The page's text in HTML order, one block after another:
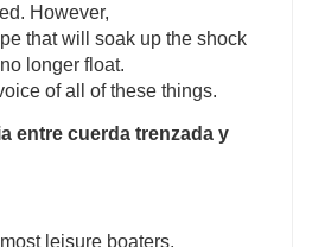
However,
that will soak up the shock
longer float.
of all of these things.
entre cuerda trenzada y
leisure boaters,